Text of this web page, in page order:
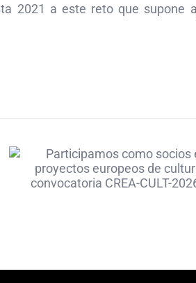
2021 a este reto que supone
socios en
proyectos
de cultura en